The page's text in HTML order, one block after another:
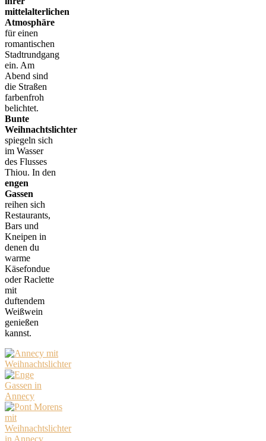
mittelalterlichen
Atmosphäre
für einen
romantischen
Stadtrundgang
ein. Am
Abend sind
die Straßen
farbenfroh
belichtet.
Bunte
Weihnachtslichter
spiegeln sich
im Wasser
des Flusses
Thiou. In den
engen
Gassen
reihen sich
Restaurants,
Bars und
Kneipen in
denen du
warme
Käsefondue
oder Raclette
mit
duftendem
Weißwein
genießen
kannst.